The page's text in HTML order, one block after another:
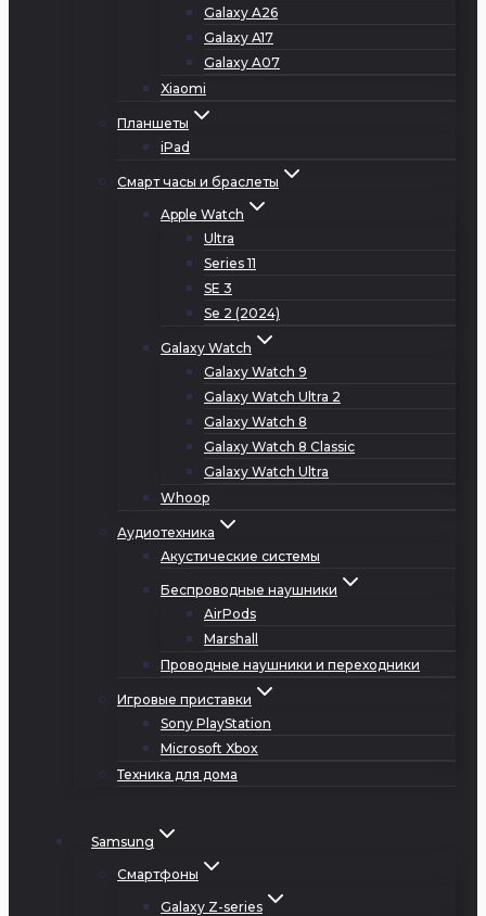
Galaxy A26
Galaxy A17
Galaxy A07
Xiaomi
Планшеты
iPad
Смарт часы и браслеты
Apple Watch
Ultra
Series 11
SE 3
Se 2 (2024)
Galaxy Watch
Galaxy Watch 9
Galaxy Watch Ultra 2
Galaxy Watch 8
Galaxy Watch 8 Classic
Galaxy Watch Ultra
Whoop
Аудиотехника
Акустические системы
Беспроводные наушники
AirPods
Marshall
Проводные наушники и переходники
Игровые приставки
Sony PlayStation
Microsoft Xbox
Техника для дома
Samsung
Смартфоны
Galaxy Z-series